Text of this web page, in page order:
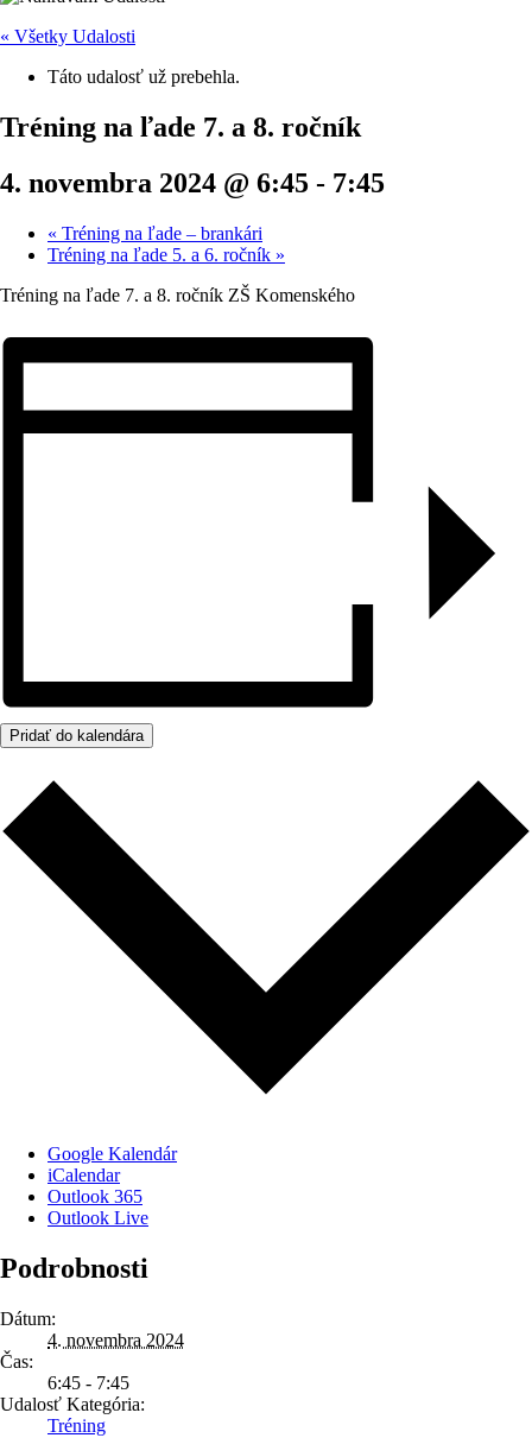
« Všetky Udalosti
Táto udalosť už prebehla.
Tréning na ľade 7. a 8. ročník
4. novembra 2024 @ 6:45 - 7:45
« Tréning na ľade – brankári
Tréning na ľade 5. a 6. ročník »
Tréning na ľade 7. a 8. ročník ZŠ Komenského
Pridať do kalendára
Google Kalendár
iCalendar
Outlook 365
Outlook Live
Podrobnosti
Dátum:
4. novembra 2024
Čas:
6:45 - 7:45
Udalosť Kategória:
Tréning